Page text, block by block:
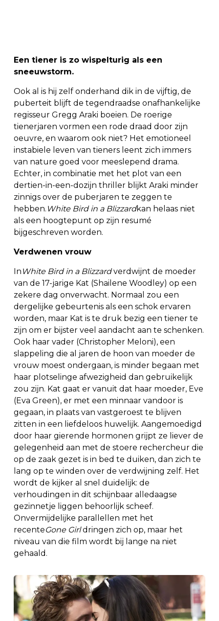
Een tiener is zo wispelturig als een
sneeuwstorm.
Ook al is hij zelf onderhand dik in de vijftig, de
puberteit blijft de tegendraadse onafhankelijke
regisseur Gregg Araki boeien. De roerige
tienerjaren vormen een rode draad door zijn
oeuvre, en waarom ook niet? Het emotioneel
instabiele leven van tieners leent zich immers
van nature goed voor meeslepend drama.
Echter, in combinatie met het plot van een
dertien-in-een-dozijn thriller blijkt Araki minder
zinnigs over de puberjaren te zeggen te
hebben. White Bird in a Blizzardkan helaas niet
als een hoogtepunt op zijn resumé
bijgeschreven worden.
Verdwenen vrouw
In White Bird in a Blizzardverdwijnt de moeder
van de 17-jarige Kat (Shailene Woodley) op een
zekere dag onverwacht. Normaal zou een
dergelijke gebeurtenis als een schok ervaren
worden, maar Kat is te druk bezig een tiener te
zijn om er bijster veel aandacht aan te schenken.
Ook haar vader (Christopher Meloni), een
slappeling die al jaren de hoon van moeder de
vrouw moest ondergaan, is minder begaan met
haar plotselinge afwezigheid dan gebruikelijk
zou zijn. Kat gaat er vanuit dat haar moeder, Eve
(Eva Green), er met een minnaar vandoor is
gegaan, in plaats van vastgeroest te blijven
zitten in een liefdeloos huwelijk. Aangemoedigd
door haar gierende hormonen grijpt ze liever de
gelegenheid aan met de stoere rechercheur die
op de zaak gezet is in bed te duiken, dan zich te
lang op te winden over de verdwijning zelf. Het
wordt de kijker al snel duidelijk: de
verhoudingen in dit schijnbaar alledaagse
gezinnetje liggen behoorlijk scheef.
Onvermijdelijke parallellen met het
recenteGone Girldringen zich op, maar het
niveau van die film wordt bij lange na niet
gehaald.